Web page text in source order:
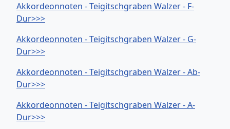
Akkordeonnoten - Teigitschgraben Walzer - F-
Dur>>>
Akkordeonnoten - Teigitschgraben Walzer - G-
Dur>>>
Akkordeonnoten - Teigitschgraben Walzer - Ab-
Dur>>>
Akkordeonnoten - Teigitschgraben Walzer - A-
Dur>>>